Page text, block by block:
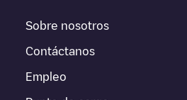
Rechts-Lestá disponible, así como las
y las instrucciones necesarias para
Sobre nosotros
Contáctanos
Empleo